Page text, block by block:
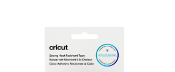
Wunschliste
hinzufügen